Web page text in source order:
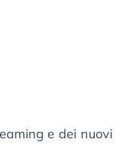
e dei nuovi